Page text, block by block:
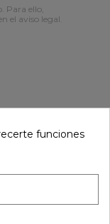
Para ello,
el aviso legal.
funciones